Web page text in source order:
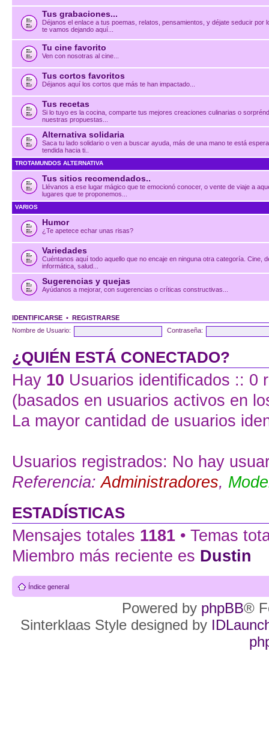
Tus grabaciones...
Déjanos el enlace a tus poemas, relatos, pensamientos, y déjate seducir por
te vamos dejando aquí...
Tu cine favorito
Ven con nosotras al cine...
Tus cortos favoritos
Déjanos aquí los cortos que más te han impactado...
Tus recetas
Si lo tuyo es la cocina, comparte tus mejores creaciones culinarias o
nuestras propuestas...
Alternativa solidaria
Saca tu lado solidario o ven a buscar ayuda, más de una mano te está
tendida hacia ti..
TROTAMUNDOS ALTERNATIVA
Tus sitios recomendados..
Llévanos a ese lugar mágico que te emocionó conocer, o vente de viaje a
lugares que te proponemos...
VARIOS
Humor
¿Te apetece echar unas risas?
Variedades
Cuéntanos aquí todo aquello que no encaje en ninguna otra categoría. Cine,
informática, salud...
Sugerencias y quejas
Ayúdanos a mejorar, con sugerencias o críticas constructivas...
IDENTIFICARSE • REGISTRARSE
Nombre de Usuario:
Contraseña:
¿QUIÉN ESTÁ CONECTADO?
Hay 10 Usuarios identificados :: 0
(basados en usuarios activos en
La mayor cantidad de usuarios
Usuarios registrados: No hay
Referencia:Administradores,
ESTADÍSTICAS
Mensajes totales 1181 • Temas
Miembro más reciente es Dustin
Índice general
Powered by phpBB®
Sinterklaas Style designed by